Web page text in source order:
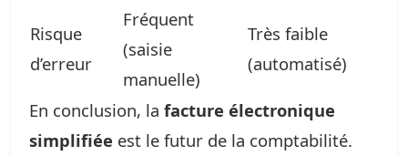
Risque
d’erreur
Fréquent
(saisie
manuelle)
Très faible
(automatisé)
En conclusion, la facture électronique
simplifiée est le futur de la comptabilité.